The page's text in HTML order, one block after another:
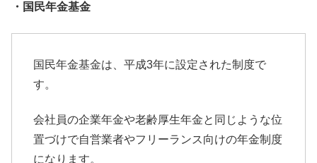
・国民年金基金
国民年金基金は、平成3年に設定された制度で
す。
会社員の企業年金や老齢厚生年金と同じような位
置づけで自営業者やフリーランス向けの年金制度
になります。